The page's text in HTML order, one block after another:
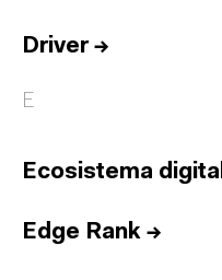
Driver→
E
Ecosistema digital
Edge Rank →